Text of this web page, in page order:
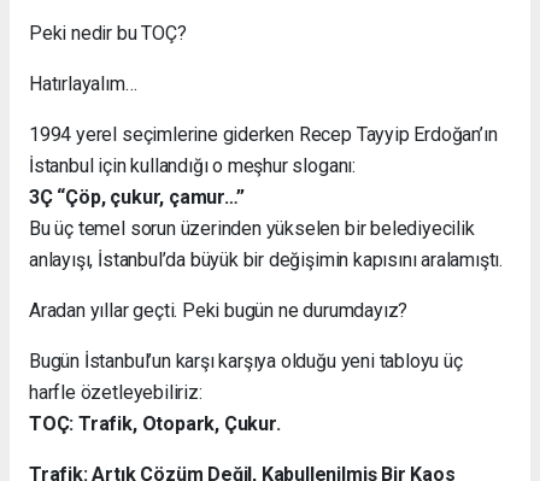
Peki nedir bu TOÇ?
Hatırlayalım…
1994 yerel seçimlerine giderken Recep Tayyip Erdoğan’ın
İstanbul için kullandığı o meşhur sloganı:
3Ç “Çöp, çukur, çamur…”
Bu üç temel sorun üzerinden yükselen bir belediyecilik
anlayışı, İstanbul’da büyük bir değişimin kapısını aralamıştı.
Aradan yıllar geçti. Peki bugün ne durumdayız?
Bugün İstanbul’un karşı karşıya olduğu yeni tabloyu üç
harfle özetleyebiliriz:
TOÇ: Trafik, Otopark, Çukur.
Trafik: Artık Çözüm Değil, Kabullenilmiş Bir Kaos